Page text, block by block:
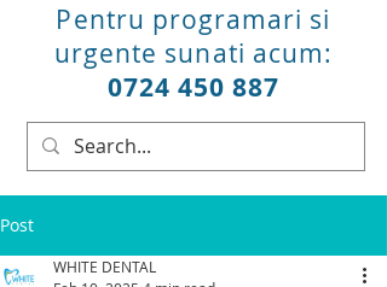
Pentru programari si
urgente sunati acum:
0724 450 887
Post
WHITE DENTAL